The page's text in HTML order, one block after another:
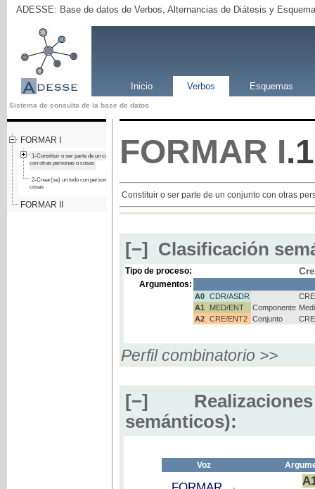
ADESSE: Base de datos de Verbos, Alternancias de Diátesis y
Inicio Verbos Esquemas
Sistema de consulta de la base de datos
FORMAR I
1-Constituir o ser parte de un conjunto
con otras personas o cosas
2-Crear(se) un todo con personas o
cosas
FORMAR II
FORMAR I.1
Constituir o ser parte de un conjunto con otras
[−] Clasificación
Tipo de proceso:
Argumentos:
A0 CDR/ASDR
A1
MED/ENT Componente
A2 CRE/ENT2 Conjunto
Perfil combinatorio >>
[−]
semánticos):
Voz